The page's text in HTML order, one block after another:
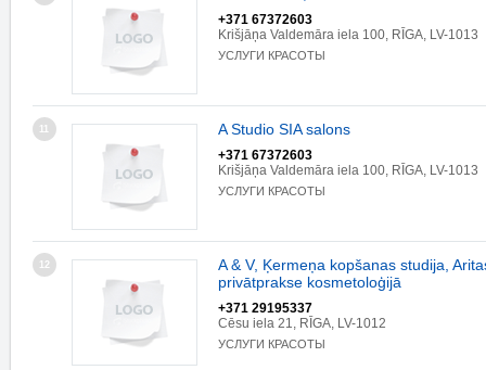
+371 67372603
Krišjāņa Valdemāra iela 100, RĪGA, LV-1013
УСЛУГИ КРАСОТЫ
11 A Studio SIA salons
+371 67372603
Krišjāņa Valdemāra iela 100, RĪGA, LV-1013
УСЛУГИ КРАСОТЫ
12
A & V, Ķermeņa kopšanas studija,
privātprakse kosmetoloģijā
+371 29195337
Cēsu iela 21, RĪGA, LV-1012
УСЛУГИ КРАСОТЫ